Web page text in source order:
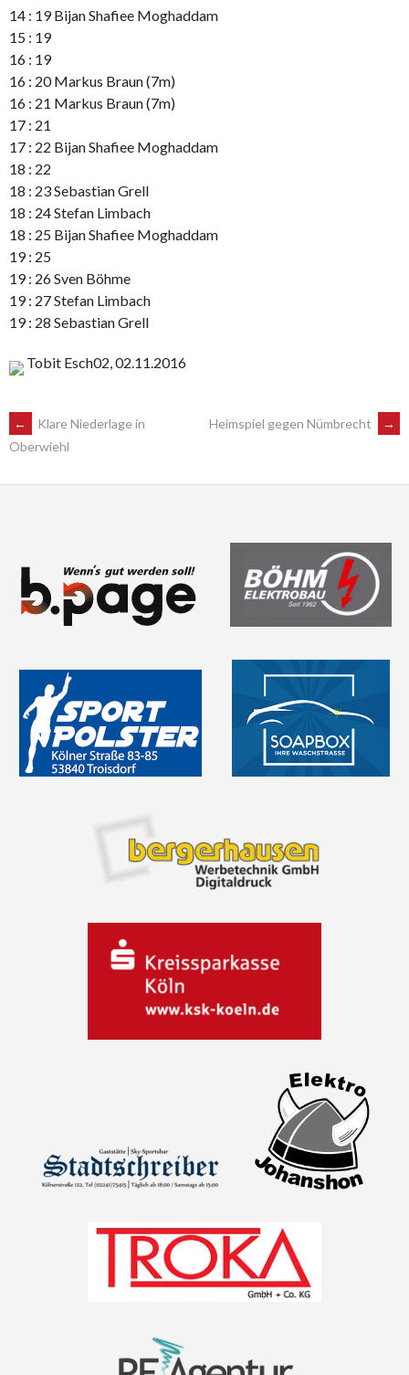
14 : 19 Bijan Shafiee Moghaddam
15 : 19
16 : 19
16 : 20 Markus Braun (7m)
16 : 21 Markus Braun (7m)
17 : 21
17 : 22 Bijan Shafiee Moghaddam
18 : 22
18 : 23 Sebastian Grell
18 : 24 Stefan Limbach
18 : 25 Bijan Shafiee Moghaddam
19 : 25
19 : 26 Sven Böhme
19 : 27 Stefan Limbach
19 : 28 Sebastian Grell
Tobit Esch02, 02.11.2016
POST
NAVIGATION
←
Klare Niederlage in
Oberwiehl
Heimspiel gegen Nümbrecht →